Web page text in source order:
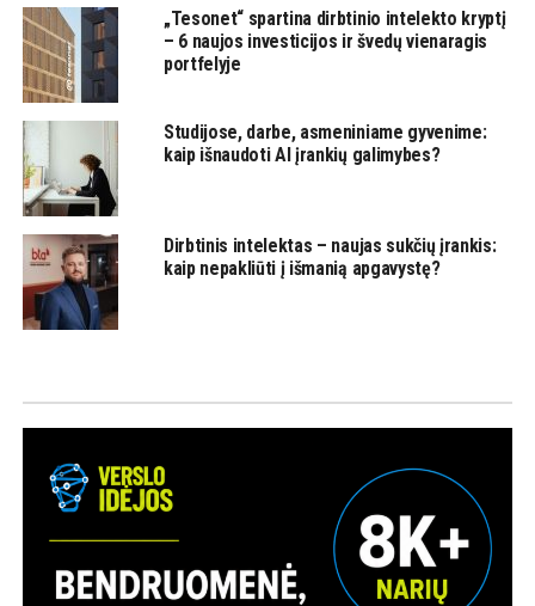
„Tesonet“ spartina dirbtinio intelekto kryptį
– 6 naujos investicijos ir švedų vienaragis
portfelyje
Studijose, darbe, asmeniniame gyvenime:
kaip išnaudoti AI įrankių galimybes?
Dirbtinis intelektas – naujas sukčių įrankis:
kaip nepakliūti į išmanią apgavystę?